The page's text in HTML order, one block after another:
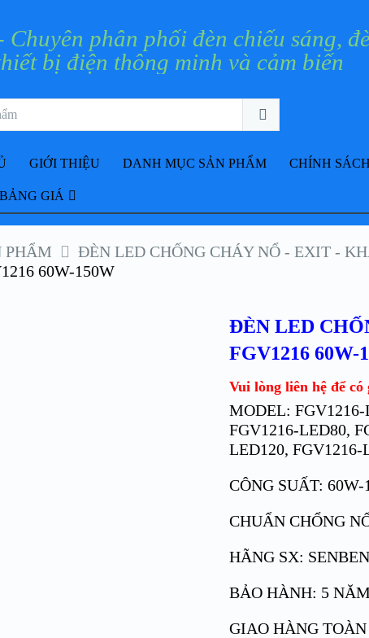
GIỚI THIỆU DANH MỤC SẢN PHẨM CHÍNH
GIÁ
PHẨM ĐÈN LED CHỐNG CHÁY NỔ - EXIT -
60W-150W
ĐÈN LED
FGV1216 60W-
Vui lòng liên hệ để có
MODEL:
FGV1216-LED80,
LED120, FGV1216-
CÔNG SUẤT: 60W-
CHUẨN CHỔNG
HÃNG SX: SENBEN
BẢO HÀNH: 5
GIAO HÀNG TOÀN